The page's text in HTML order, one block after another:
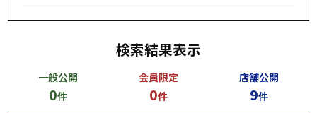
検索結果表示
一般公開
0件
会員限定
0件
店舗公開
9件